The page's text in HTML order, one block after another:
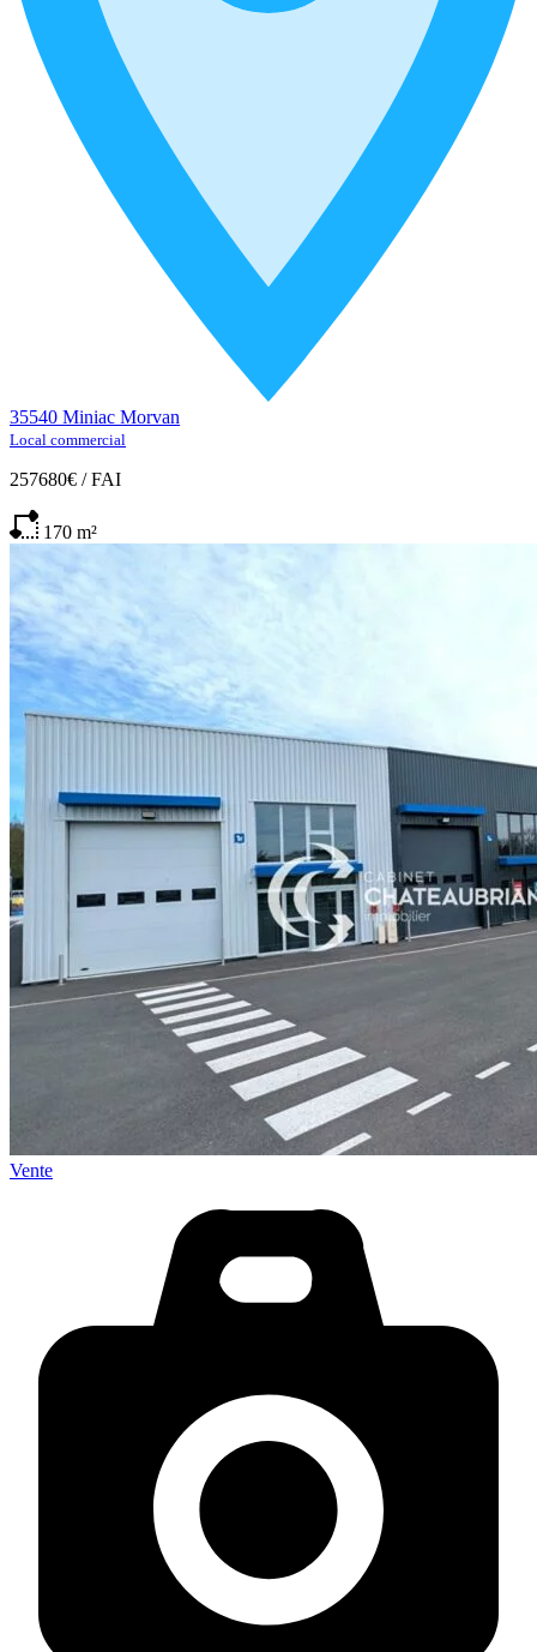
35540 Miniac Morvan
Local commercial
257680€ / FAI
170 m²
Vente